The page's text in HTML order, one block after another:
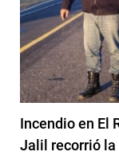
Incendio en El
Jalil recorrió la